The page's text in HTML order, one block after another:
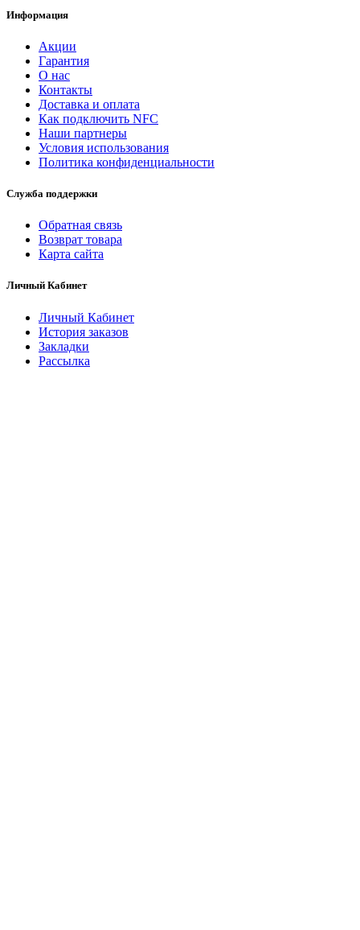
Информация
Акции
Гарантия
O нас
Контакты
Доставка и оплата
Как подключить NFC
Наши партнеры
Условия использования
Политика конфиденциальности
Служба поддержки
Обратная связь
Возврат товара
Карта сайта
Личный Кабинет
Личный Кабинет
История заказов
Закладки
Рассылка